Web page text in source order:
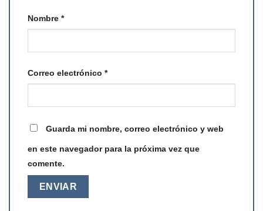
Nombre *
Correo electrónico *
Guarda mi nombre, correo electrónico y web
en este navegador para la próxima vez que
comente.